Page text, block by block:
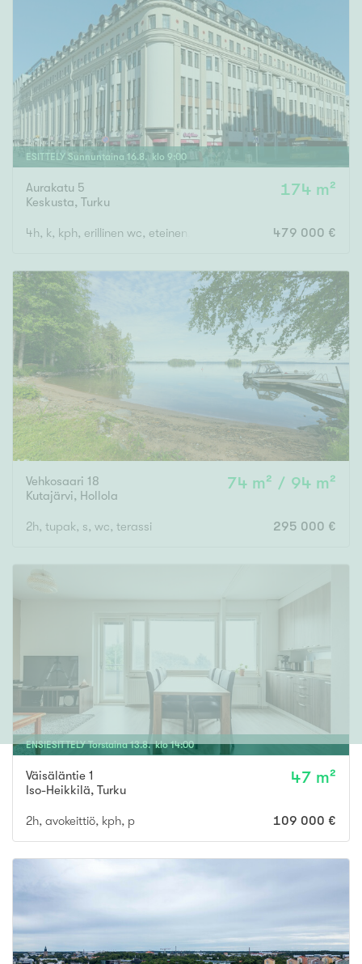
ESITTELY Sunnuntaina 16.8. klo 9:00
Aurakatu 5
Keskusta, Turku
174 m²
4h, k, kph, erillinen wc, eteinen, p 479 000 €
Vehkosaari 18
Kutajärvi, Hollola
74 m² / 94 m²
2h, tupak, s, wc, terassi 295 000 €
ENSIESITTELY Torstaina 13.8. klo14:00
Väisäläntie 1
Iso-Heikkilä, Turku
47 m²
2h, avokeittiö, kph, p 109 000 €